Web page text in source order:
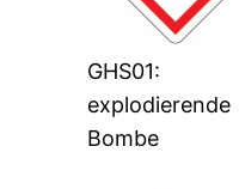
GHS01:
explodierende
Bombe